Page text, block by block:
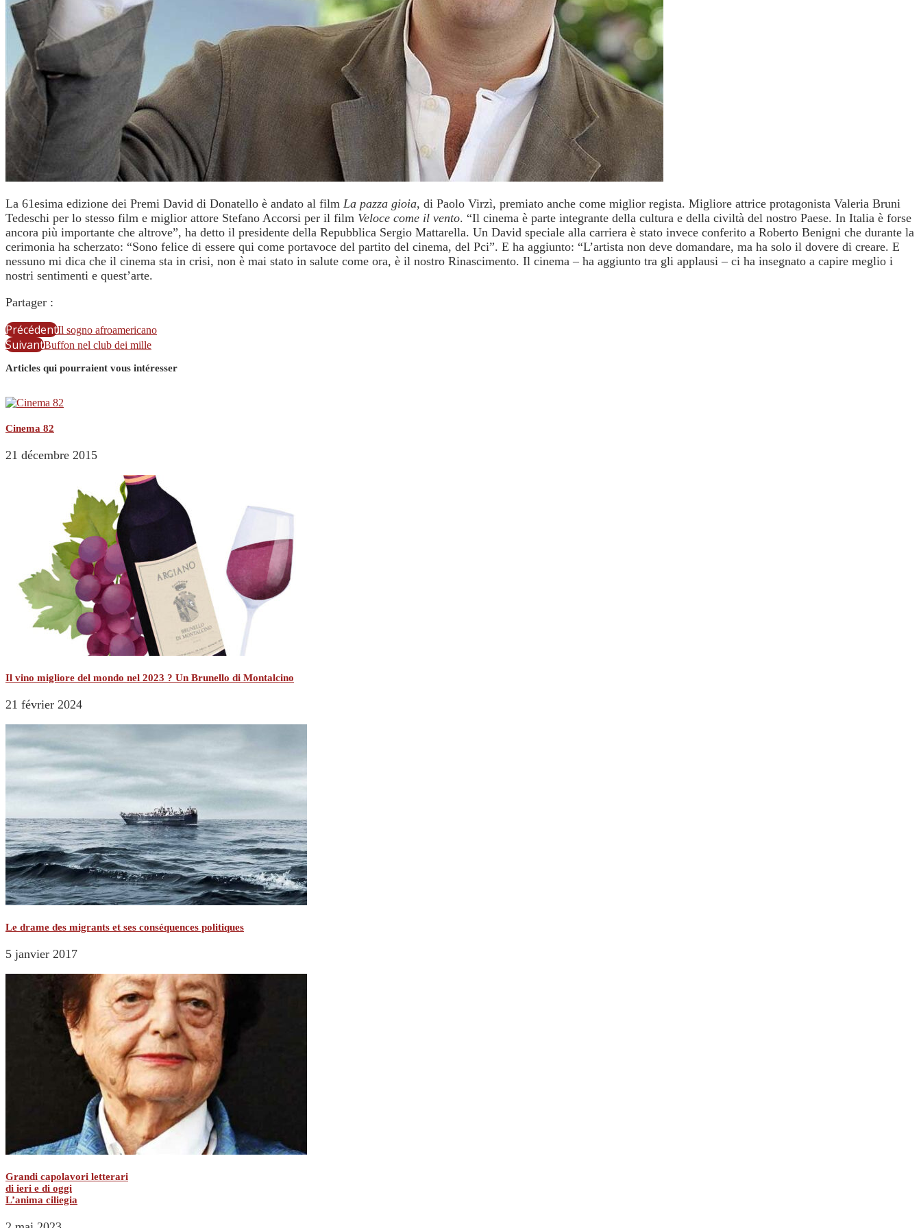
La 61esima edizione dei Premi David di Donatello è andato al film La pazza gioia, di Paolo Virzì, premiato anche come miglior regista. Migliore attrice protagonista Valeria Bruni
Tedeschi per lo stesso film e miglior attore Stefano Accorsi per il film Veloce come il vento. “Il cinema è parte integrante della cultura e della civiltà del nostro Paese. In Italia è forse
ancora più importante che altrove”, ha detto il presidente della Repubblica Sergio Mattarella. Un David speciale alla carriera è stato invece conferito a Roberto Benigni che durante la
cerimonia ha scherzato: “Sono felice di essere qui come portavoce del partito del cinema, del Pci”. E ha aggiunto: “L’artista non deve domandare, ma ha solo il dovere di creare. E
nessuno mi dica che il cinema sta in crisi, non è mai stato in salute come ora, è il nostro Rinascimento. Il cinema – ha aggiunto tra gli applausi – ci ha insegnato a capire meglio i
nostri sentimenti e quest’arte.
Partager :
PrécédentIl sogno afroamericano
SuivantBuffon nel club dei mille
Articles qui pourraient vous intéresser
Cinema 82
21 décembre 2015
Il vino migliore del mondo nel 2023 ? Un Brunello di Montalcino
21 février 2024
Le drame des migrants et ses conséquences politiques
5 janvier 2017
Grandi capolavori letterari
di ieri e di oggi
L’anima ciliegia